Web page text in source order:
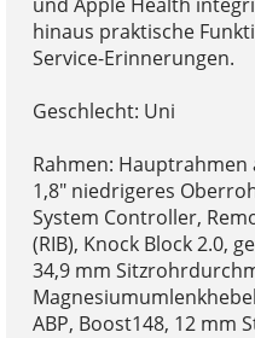
hinaus praktische
Service-Erinnerungen.
Geschlecht: Uni
Rahmen: Hauptrahmen
1,8" niedrigeres
System Controller,
(RIB), Knock Block 2.0,
34,9 mm
ABP, Boost148, 12 mm